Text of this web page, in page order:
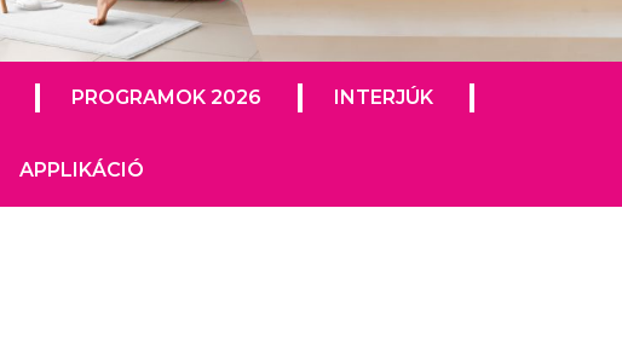
PROGRAMOK 2026 INTERJÚK
APPLIKÁCIÓ